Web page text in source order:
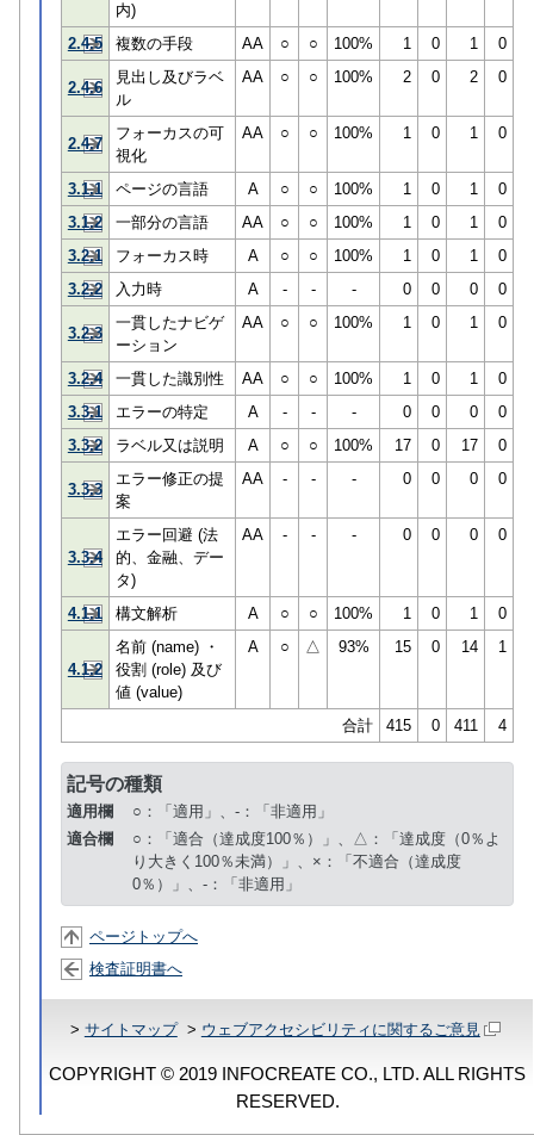
内)
2.4.5 複数の手段 AA ○ ○ 100% 1 0 1 0
2.4.6
見出し及びラベ
ル
AA ○ ○ 100% 2 0 2 0
2.4.7
フォーカスの可
視化
AA ○ ○ 100% 1 0 1 0
3.1.1 ページの言語 A ○ ○ 100% 1 0 1
0
3.1.2
一部分の言語 AA ○ ○ 100% 1 0 1
0
3.2.1
フォーカス時 A ○ ○ 100% 1 0 1
0
3.2.2
入力時 A - - - 0 0 0 0
3.2.3
一貫したナビゲ
ーション
AA ○ ○ 100% 1 0 1 0
3.2.4 一貫した識別性 AA ○ ○ 100% 1 0 1
0
3.3.1
エラーの特定 A - - - 0 0 0
0
3.3.2
ラベル又は説明 A ○ ○ 100% 17 0 17 0
3.3.3
エラー修正の提
案
AA - - - 0 0 0 0
3.3.4
エラー回避 (法
的、金融、デー
タ)
AA - - - 0 0 0 0
4.1.1 構文解析 A ○ ○ 100% 1 0 1 0
4.1.2
名前 (name) ・
役割 (role) 及び
値 (value)
A ○ △ 93% 15 0 14 1
合計 415 0 411 4
記号の種類
適用欄
○：「適用」、-：「非適用」
適合欄
○：「適合（達成度100％）」、△：「達成度（0％よ
り大きく100％未満）」、×：「不適合（達成度
0％）」、-：「非適用」
ページトップへ
検査証明書へ
> サイトマップ> ウェブアクセシビリティに関するご意見
COPYRIGHT © 2019 INFOCREATE CO., LTD. ALL RIGHTS
RESERVED.